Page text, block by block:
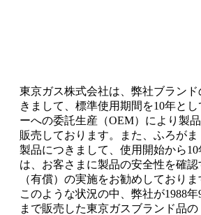
東京ガス株式会社は、弊社ブラン
きまして、標準使用期間を10年と
ーへの委託生産（OEM）により製
販売しております。また、ふろが
製品につきまして、使用開始から
は、お客さまに製品の安全性を確
（有償）の実施をお勧めしておりま
このような状況の中、弊社が1988年
まで販売した東京ガスブランド品